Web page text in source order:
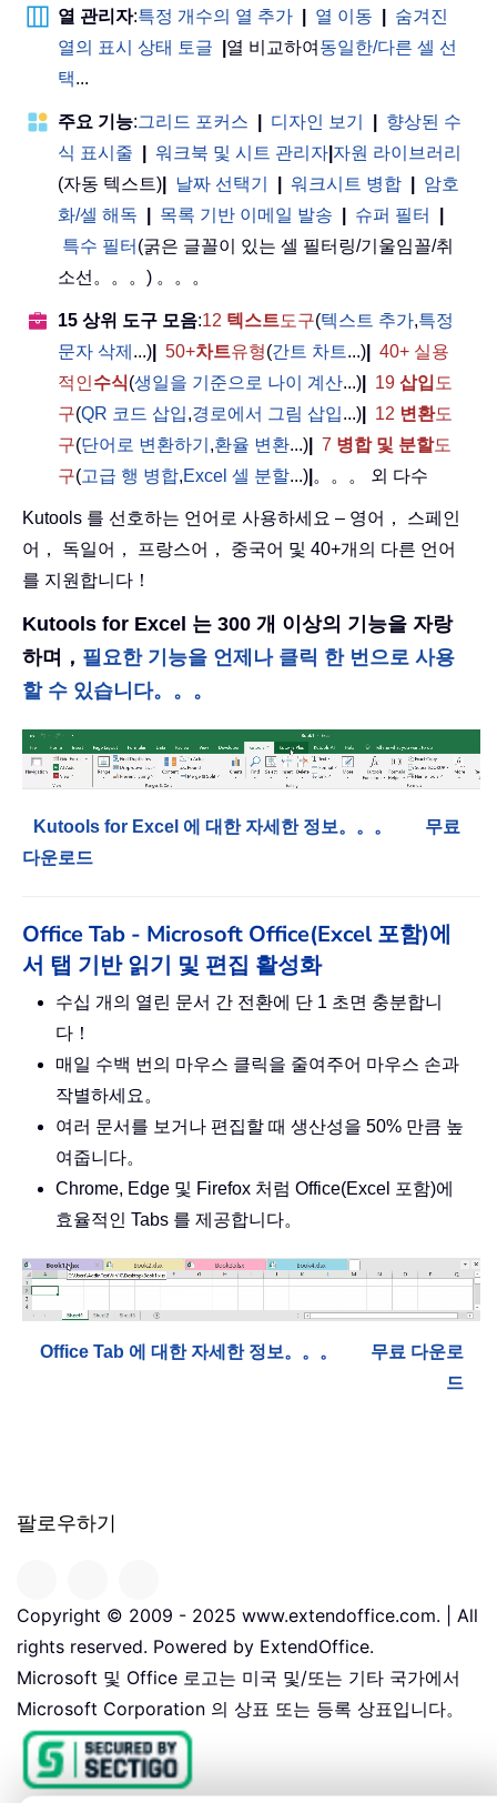
열 관리자:특정 개수의 열 추가 열 이동
숨겨진
열의 표시 상태 토글
열 비교하여 동일한/다른 셀 선
택...
주요 기능:그리드 포커스 디자인 보기
향상된 수
식 표시줄
워크북 및 시트 관리자 자원 라이브러리
(자동 텍스트)
날짜 선택기 워크시트 병합
암호
화/셀 해독
목록 기반 이메일 발송 슈퍼 필터
특수 필터 (굵은 글꼴이 있는 셀 필터링/기울임꼴/취
소선。。。) 。。。
15 상위 도구 모음:12 텍스트도구(텍스트 추가,특정
문자 삭제 ...) 50+차트유형(간트 차트...)
40+ 실용
적인수식(생일을 기준으로 나이 계산...) 19 삽입 도
구(QR 코드 삽입,경로에서 그림 삽입...) 12 변환도
구(단어로 변환하기 ,환율 변환...) 7 병합 및 분할도
구(고급 행 병합,Excel 셀 분할...) 。。。 외 다수
Kutools 를 선호하는 언어로 사용하세요 – 영어， 스페인
어， 독일어， 프랑스어， 중국어 및 40+개의 다른 언어
를 지원합니다！
Kutools for Excel 는 300 개 이상의 기능을 자랑
하며， 필요한 기능을 언제나 클릭 한 번으로 사용
할 수 있습니다。。。
Kutools for Excel 에 대한 자세한 정보。。。
무료
다운로드
Office Tab - Microsoft Office(Excel 포함)에
서 탭 기반 읽기 및 편집 활성화
수십 개의 열린 문서 간 전환에 단 1 초면 충분합니
다！
매일 수백 번의 마우스 클릭을 줄여주어 마우스 손과
작별하세요。
여러 문서를 보거나 편집할 때 생산성을 50% 만큼 높
여줍니다。
Chrome, Edge 및 Firefox 처럼 Office(Excel 포함)에
효율적인 Tabs 를 제공합니다。
Office Tab 에 대한 자세한 정보。。。
무료 다운로
드
팔로우하기
Copyright © 2009 - 2025 www.extendoffice.com. | All
rights reserved. Powered by ExtendOffice.
Microsoft 및 Office 로고는 미국 및/또는 기타 국가에서
Microsoft Corporation 의 상표 또는 등록 상표입니다。